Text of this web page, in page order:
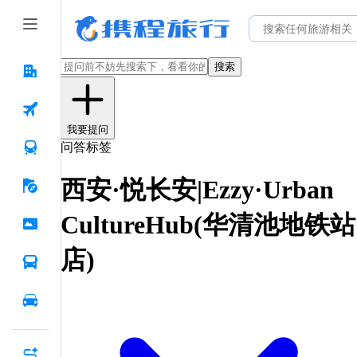
搜索
我要提问
问答标签
西安·悦长安|Ezzy·Urban
CultureHub(华清池地铁站
店)